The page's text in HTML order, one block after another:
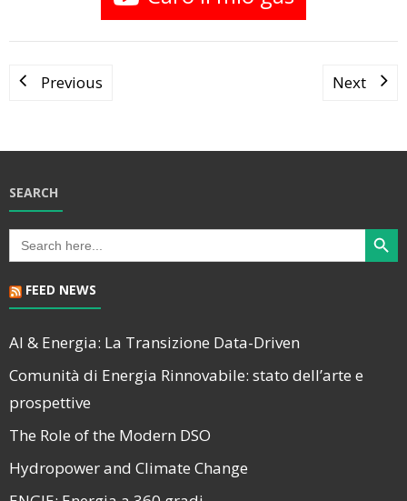
Previous Next
SEARCH
Search
for:
Search
FEED NEWS
AI & Energia: La Transizione Data-Driven
Comunità di Energia Rinnovabile: stato dell’arte e
prospettive
The Role of the Modern DSO
Hydropower and Climate Change